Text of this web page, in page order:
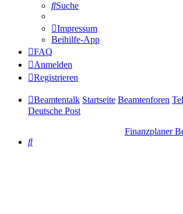
Suche
Impressum
Beihilfe-App
FAQ
Anmelden
Registrieren
Beamtentalk Startseite Beamtenforen
Deutsche Post
Finanzplaner
Suche